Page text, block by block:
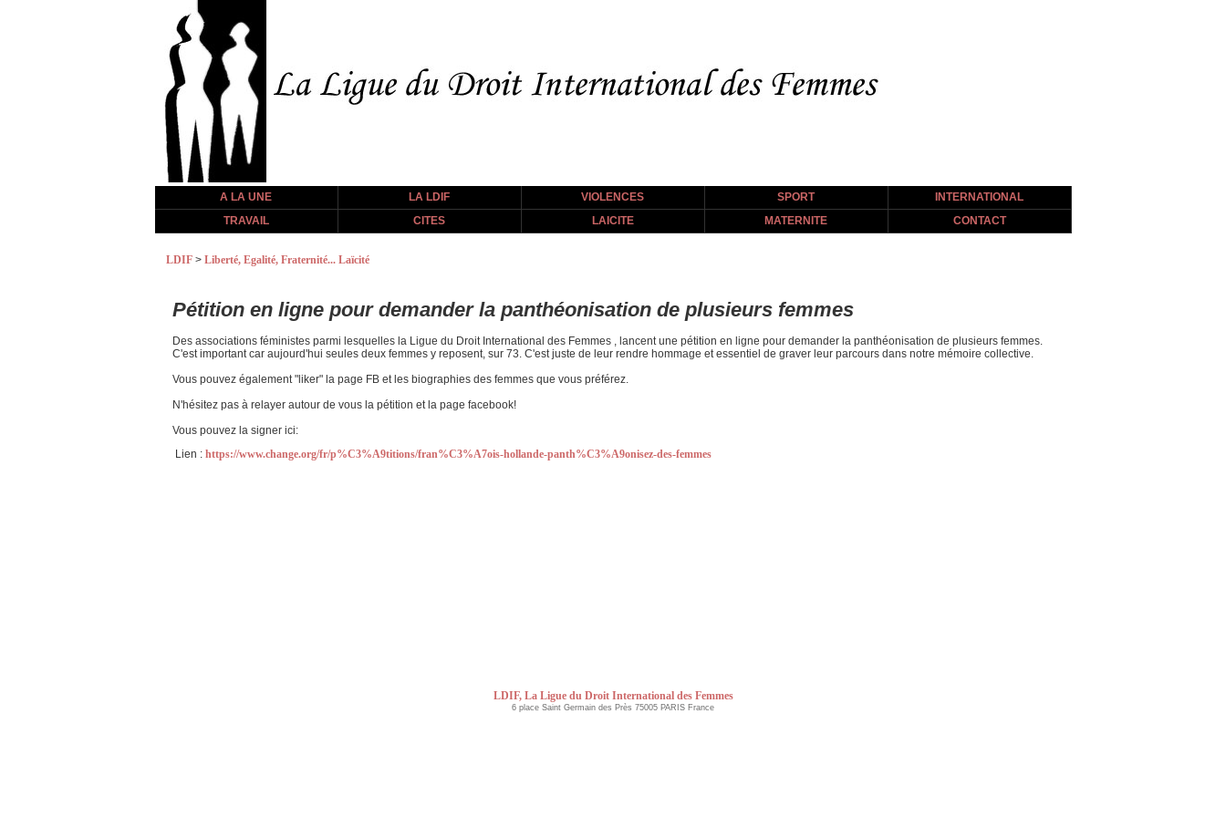
A LA UNE LA LDIF VIOLENCES SPORT
INTERNATIONAL
TRAVAIL
CITES LAICITE MATERNITE CONTACT
LDIF > Liberté, Egalité, Fraternité... Laïcité
Pétition en ligne pour demander la panthéonisation de plusieurs femmes
Des associations féministes parmi lesquelles la Ligue du Droit International des Femmes , lancent une pétition en ligne pour demander la panthéonisation de plusieurs femmes.
C'est important car aujourd'hui seules deux femmes y reposent, sur 73. C'est juste de leur rendre hommage et essentiel de graver leur parcours dans notre mémoire collective.
Vous pouvez également "liker" la page FB et les biographies des femmes que vous préférez.
N'hésitez pas à relayer autour de vous la pétition et la page facebook!
Vous pouvez la signer ici:
Lien : https://www.change.org/fr/p%C3%A9titions/fran%C3%A7ois-hollande-panth%C3%A9onisez-des-femmes
LDIF, La Ligue du Droit International des Femmes
6 place Saint Germain des Près 75005 PARIS France